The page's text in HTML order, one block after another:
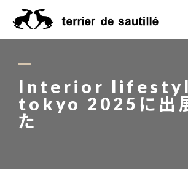
Interior
tokyo 2025に出
た
ABOUT US
PRODUCT